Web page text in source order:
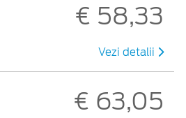
€ 58,33
Vezi detalii
€ 63,05